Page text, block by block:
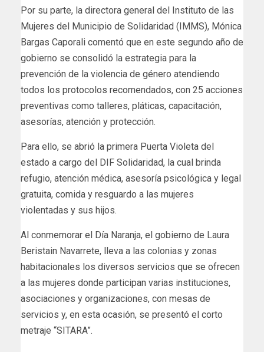
Por su parte, la directora general del Instituto de las
Mujeres del Municipio de Solidaridad (IMMS), Mónica
Bargas Caporali comentó que en este segundo año de
gobierno se consolidó la estrategia para la
prevención de la violencia de género atendiendo
todos los protocolos recomendados, con 25 acciones
preventivas como talleres, pláticas, capacitación,
asesorías, atención y protección.
Para ello, se abrió la primera Puerta Violeta del
estado a cargo del DIF Solidaridad, la cual brinda
refugio, atención médica, asesoría psicológica y legal
gratuita, comida y resguardo a las mujeres
violentadas y sus hijos.
Al conmemorar el Día Naranja, el gobierno de Laura
Beristain Navarrete, lleva a las colonias y zonas
habitacionales los diversos servicios que se ofrecen
a las mujeres donde participan varias instituciones,
asociaciones y organizaciones, con mesas de
servicios y, en esta ocasión, se presentó el corto
metraje “SITARA”.